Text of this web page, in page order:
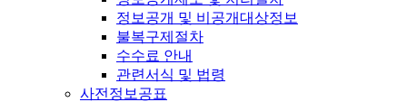
정보공개 및 비공개대상정보
불복구제절차
수수료 안내
관련서식 및 법령
사전정보공표